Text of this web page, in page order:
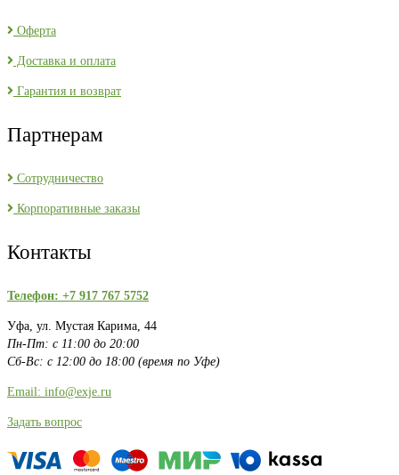
Оферта
Доставка и оплата
Гарантия и возврат
Партнерам
Сотрудничество
Корпоративные заказы
Контакты
Телефон: +7 917 767 5752
Уфа, ул. Мустая Карима, 44
Пн-Пт: с 11:00 до 20:00
Сб-Вс: с 12:00 до 18:00 (время по Уфе)
Email: info@exje.ru
Задать вопрос